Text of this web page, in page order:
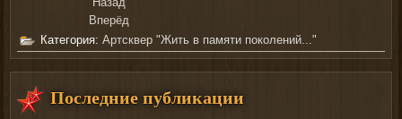
Вперёд
Категория:Артсквер "Жить в памяти поколений..."
Последние публикации